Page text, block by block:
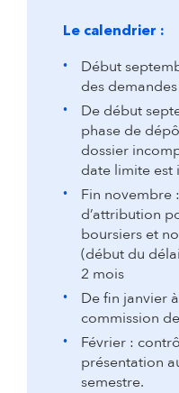
Le calendrier :
Début
des
De début
phase de
dossier
date limite est
Fin novembre
d’attribution
boursiers et
(début du
2 mois
De fin janvier
commission
Février :
présentation
semestre.